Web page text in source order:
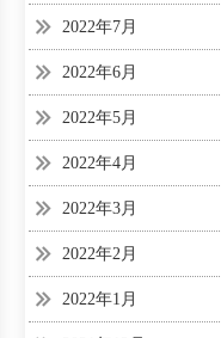
2022年7月
2022年6月
2022年5月
2022年4月
2022年3月
2022年2月
2022年1月